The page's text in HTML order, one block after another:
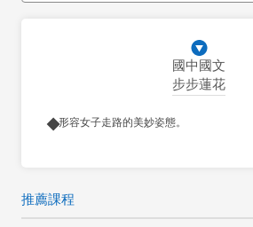
國中國文
步步蓮花
形容女子走路的美妙姿態。
推薦課程